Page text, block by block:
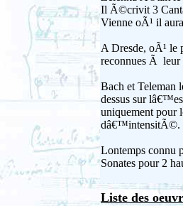
Il Ã©crivit 3
Vienne oÃ¹ il
A Dresde, oÃ¹
reconnues Ã
Bach et Teleman
dessus sur
uniquement pour
dâ€™intensitÃ©.
Lontemps connu
Sonates pour 2
Liste des